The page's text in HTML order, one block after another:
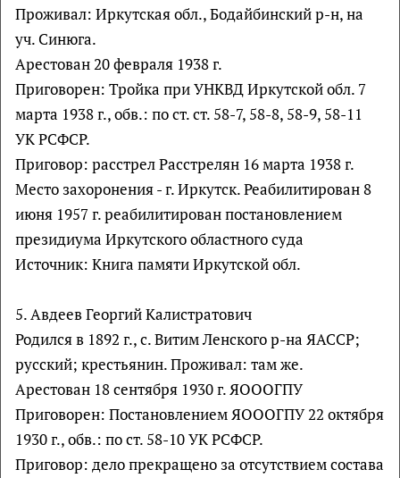
Проживал: Иркутская обл., Бодайбинский р-н, на
уч. Синюга.
Арестован 20 февраля 1938 г.
Приговорен: Тройка при УНКВД Иркутской обл. 7
марта 1938 г., обв.: по ст. ст. 58-7, 58-8, 58-9, 58-11
УК РСФСР.
Приговор: расстрел Расстрелян 16 марта 1938 г.
Место захоронения - г. Иркутск. Реабилитирован 8
июня 1957 г. реабилитирован постановлением
президиума Иркутского областного суда
Источник: Книга памяти Иркутской обл.
5. Авдеев Георгий Калистратович
Родился в 1892 г., с. Витим Ленского р-на ЯАССР;
русский; крестьянин. Проживал: там же.
Арестован 18 сентября 1930 г. ЯОООГПУ
Приговорен: Постановлением ЯОООГПУ 22 октября
1930 г., обв.: по ст. 58-10 УК РСФСР.
Приговор: дело прекращено за отсутствием состава